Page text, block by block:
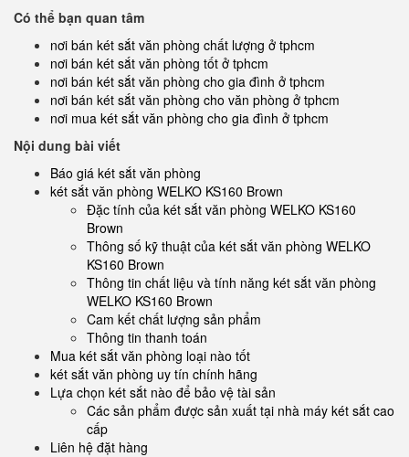
Có thể bạn quan tâm
nơi bán két sắt văn phòng chất lượng ở tphcm
nơi bán két sắt văn phòng tốt ở tphcm
nơi bán két sắt văn phòng cho gia đình ở tphcm
nơi bán két sắt văn phòng cho văn phòng ở tphcm
nơi mua két sắt văn phòng cho gia đình ở tphcm
Nội dung bài viết
Báo giá két sắt văn phòng
két sắt văn phòng WELKO KS160 Brown
Đặc tính của két sắt văn phòng WELKO KS160
Brown
Thông số kỹ thuật của két sắt văn phòng WELKO
KS160 Brown
Thông tin chất liệu và tính năng két sắt văn phòng
WELKO KS160 Brown
Cam kết chất lượng sản phẩm
Thông tin thanh toán
Mua két sắt văn phòng loại nào tốt
két sắt văn phòng uy tín chính hãng
Lựa chọn két sắt nào để bảo vệ tài sản
Các sản phẩm được sản xuất tại nhà máy két sắt cao
cấp
Liên hệ đặt hàng